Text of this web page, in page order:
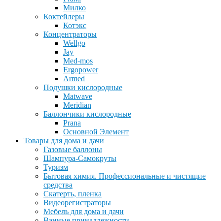
Милко
Коктейлеры
Котэкс
Концентраторы
Wellgo
Jay
Med-mos
Ergopower
Armed
Подушки кислородные
Matwave
Meridian
Баллончики кислородные
Prana
Основной Элемент
Товары для дома и дачи
Газовые баллоны
Шампура-Самокруты
Туризм
Бытовая химия. Профессиональные и чистящие
средства
Скатерть, пленка
Видеорегистраторы
Мебель для дома и дачи